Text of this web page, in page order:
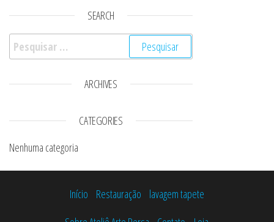
SEARCH
Pesquisar por:
ARCHIVES
CATEGORIES
Nenhuma categoria
Início Restauração
lavagem tapete